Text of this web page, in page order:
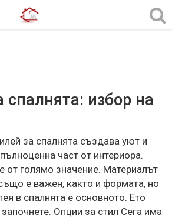
спалнята: избор на
за спалнята създава уют и
част от интериора.
от голямо значение. Материалът
е важен, както и формата, но
в спалнята е основното. Ето
Опции за стил Сега има